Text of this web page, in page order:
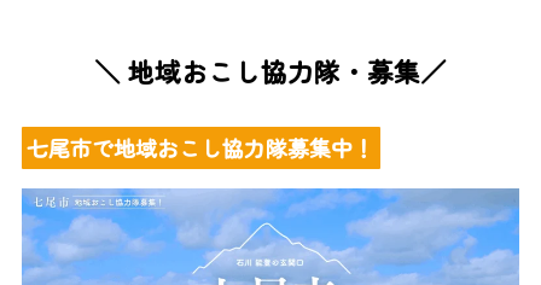
＼ 地域おこし協力隊・募集／
七尾市で地域おこし協力隊募集中！